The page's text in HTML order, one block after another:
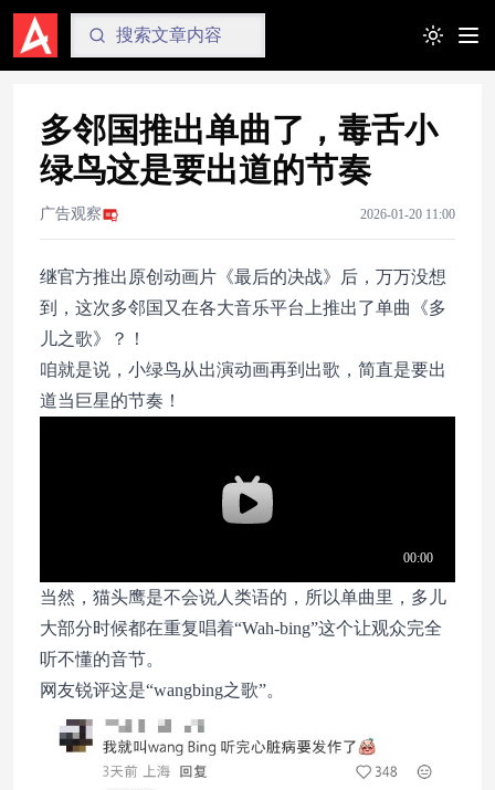
Toggle
多邻国推出单曲了，毒舌小
绿鸟这是要出道的节奏
广告观察 2026-01-20 11:00
继官方推出原创动画片《最后的决战》后，万万没想
到，这次多邻国又在各大音乐平台上推出了单曲《多
儿之歌》？！
咱就是说，小绿鸟从出演动画再到出歌，简直是要出
道当巨星的节奏！
当然，猫头鹰是不会说人类语的，所以单曲里，多儿
大部分时候都在重复唱着“Wah-bing”这个让观众完全
听不懂的音节。
网友锐评这是“wangbing之歌”。